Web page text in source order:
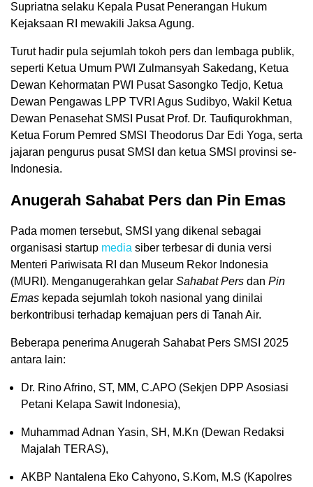
Supriatna selaku Kepala Pusat Penerangan Hukum
Kejaksaan RI mewakili Jaksa Agung.
Turut hadir pula sejumlah tokoh pers dan lembaga publik,
seperti Ketua Umum PWI Zulmansyah Sakedang, Ketua
Dewan Kehormatan PWI Pusat Sasongko Tedjo, Ketua
Dewan Pengawas LPP TVRI Agus Sudibyo, Wakil Ketua
Dewan Penasehat SMSI Pusat Prof. Dr. Taufiqurokhman,
Ketua Forum Pemred SMSI Theodorus Dar Edi Yoga, serta
jajaran pengurus pusat SMSI dan ketua SMSI provinsi se-
Indonesia.
Anugerah Sahabat Pers dan Pin Emas
Pada momen tersebut, SMSI yang dikenal sebagai
organisasi startup media siber terbesar di dunia versi
Menteri Pariwisata RI dan Museum Rekor Indonesia
(MURI). Menganugerahkan gelar Sahabat Pers dan Pin
Emas kepada sejumlah tokoh nasional yang dinilai
berkontribusi terhadap kemajuan pers di Tanah Air.
Beberapa penerima Anugerah Sahabat Pers SMSI 2025
antara lain:
Dr. Rino Afrino, ST, MM, C.APO (Sekjen DPP Asosiasi
Petani Kelapa Sawit Indonesia),
Muhammad Adnan Yasin, SH, M.Kn (Dewan Redaksi
Majalah TERAS),
AKBP Nantalena Eko Cahyono, S.Kom, M.S (Kapolres